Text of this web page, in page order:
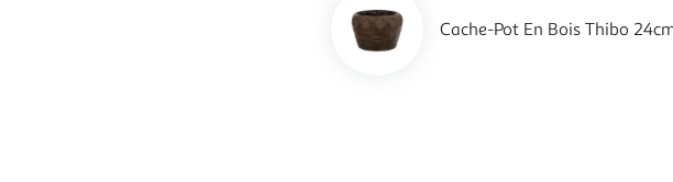
Cache-Pot En Bois Thibo